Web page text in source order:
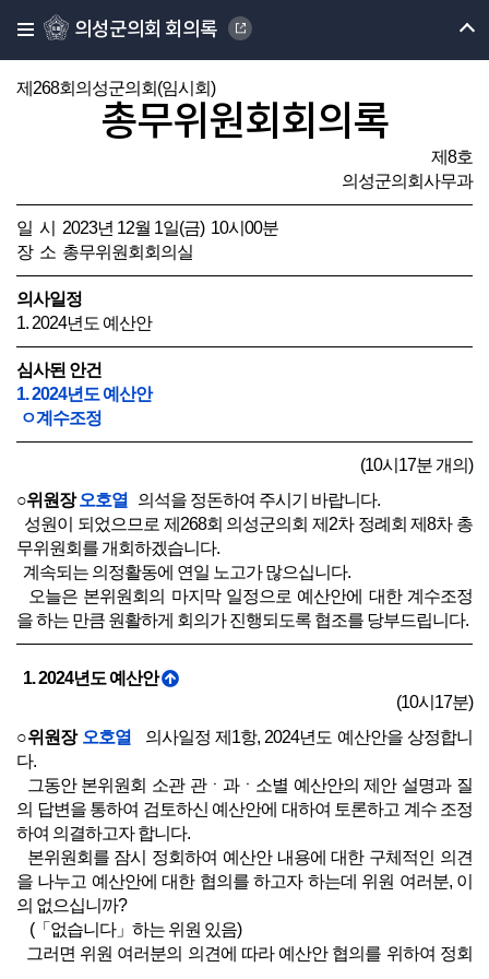
의성군의회 회의록
제268회의성군의회(임시회)
총무위원회회의록
제8호
의성군의회사무과
일 시 2023년 12월 1일(금) 10시00분
장 소 총무위원회회의실
의사일정
1. 2024년도 예산안
심사된 안건
1. 2024년도 예산안
ㅇ계수조정
(10시17분 개의)
○위원장오호열
의석을 정돈하여 주시기 바랍니다.
성원이 되었으므로 제268회 의성군의회 제2차 정례회 제8차 총
무위원회를 개회하겠습니다.
계속되는 의정활동에 연일 노고가 많으십니다.
오늘은 본위원회의 마지막 일정으로 예산안에 대한 계수조정
을 하는 만큼 원활하게 회의가 진행되도록 협조를 당부드립니다.
1. 2024년도 예산안
(10시17분)
○위원장 오호열 의사일정 제1항, 2024년도 예산안을 상정합니
다.
그동안 본위원회 소관 관ㆍ과ㆍ소별 예산안의 제안 설명과 질
의 답변을 통하여 검토하신 예산안에 대하여 토론하고 계수 조정
하여 의결하고자 합니다.
본위원회를 잠시 정회하여 예산안 내용에 대한 구체적인 의견
을 나누고 예산안에 대한 협의를 하고자 하는데 위원 여러분, 이
의 없으십니까?
(「없습니다」하는 위원 있음)
그러면 위원 여러분의 의견에 따라 예산안 협의를 위하여 정회